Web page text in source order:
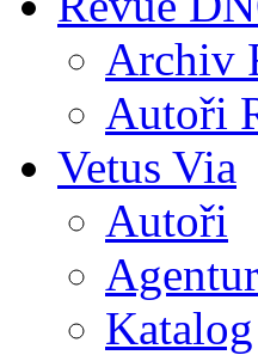
Archiv
Autoři
Vetus Via
Autoři
Katalog